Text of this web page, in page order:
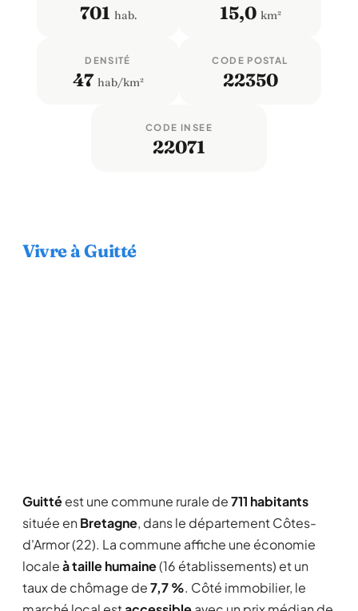
701 hab. 15,0 km²
DENSITÉ
47 hab/km²
CODE POSTAL
22350
CODE INSEE
22071
Vivre à Guitté
Guittéest une commune rurale de711 habitants
située en Bretagne, dans le département Côtes-
d'Armor (22). La commune affiche une économie
localeà taille humaine(16 établissements) et un
taux de chômage de7,7 %. Côté immobilier, le